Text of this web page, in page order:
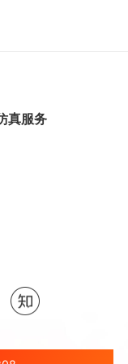
真服务